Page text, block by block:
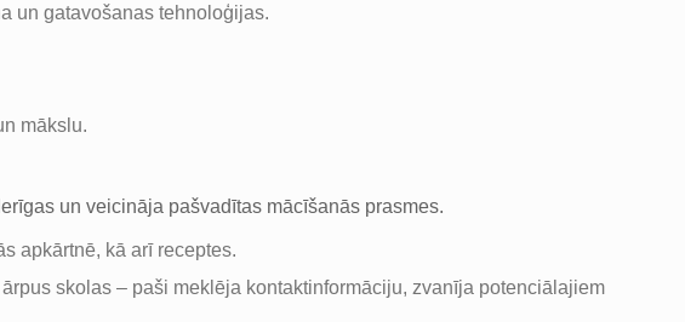
un gatavošanas tehnoloģijas.
mākslu.
un veicināja pašvadītas mācīšanās prasmes.
apkārtnē, kā arī receptes.
skolas – paši meklēja kontaktinformāciju, zvanīja potenciālajiem